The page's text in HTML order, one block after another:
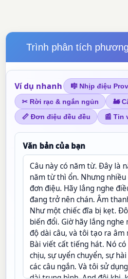
Trình phân tích
Ví dụ nhanh
🎼 Nhịp điệu
✂ Rời rạc & ngắn ngủn
🚂
📏 Đơn điệu đều đều
📰 Tin
Văn bản của bạn